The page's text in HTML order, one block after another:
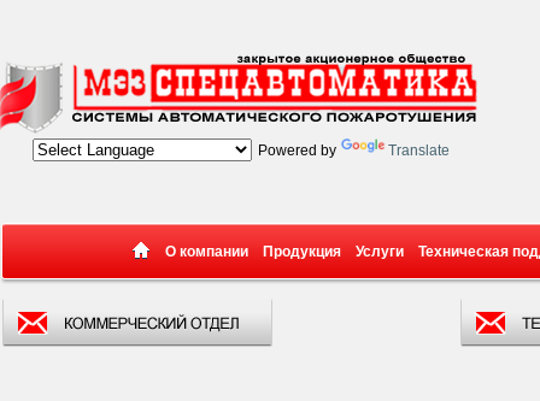
Powered by Translate
О компании Продукция Услуги Техническая